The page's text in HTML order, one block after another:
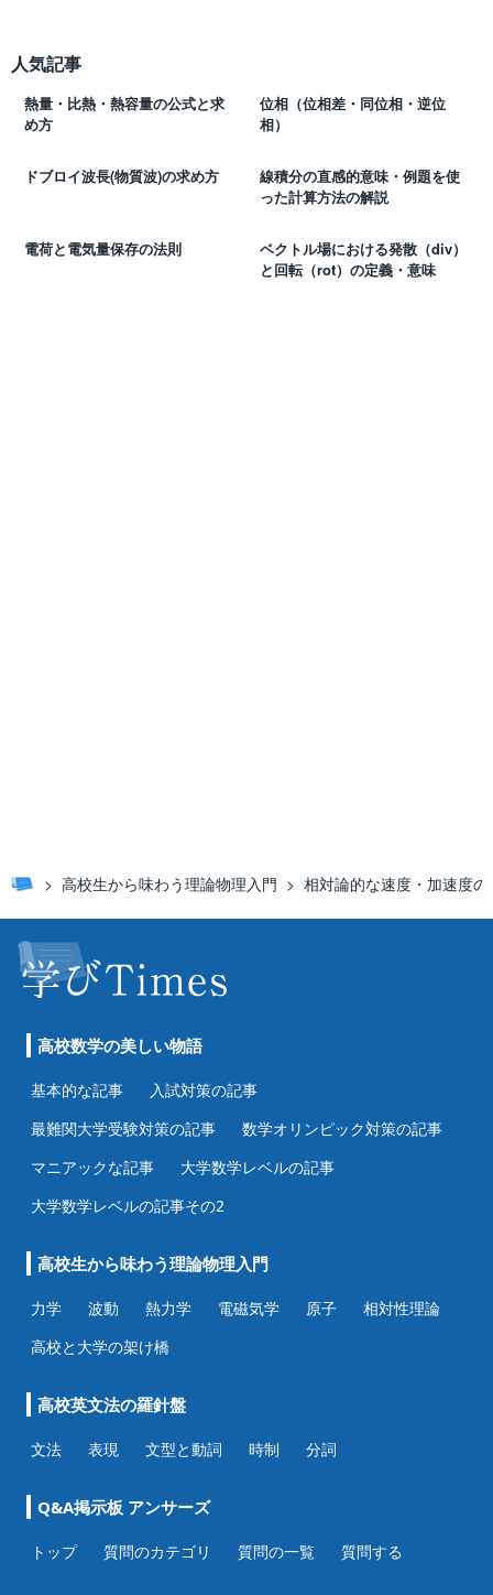
人気記事
熱量・比熱・熱容量の公式と求
め方
位相（位相差・同位相・逆位
相）
ドブロイ波長(物質波)の求め方
線積分の直感的意味・例題を使
った計算方法の解説
電荷と電気量保存の法則
ベクトル場における発散（div）
と回転（rot）の定義・意味
高校生から味わう理論物理入門 相対論的な速度・加速度
高校数学の美しい物語
基本的な記事
入試対策の記事
最難関大学受験対策の記事
数学オリンピック対策の記事
マニアックな記事
大学数学レベルの記事
大学数学レベルの記事その2
高校生から味わう理論物理入門
力学 波動 熱力学 電磁気学 原子
相対性理論
高校と大学の架け橋
高校英文法の羅針盤
文法 表現 文型と動詞 時制 分詞
Q&A掲示板 アンサーズ
トップ 質問のカテゴリ 質問の一覧 質問する